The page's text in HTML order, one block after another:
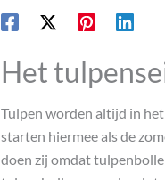
Het
Tulpen worden altijd in
starten hiermee als de
doen zij omdat